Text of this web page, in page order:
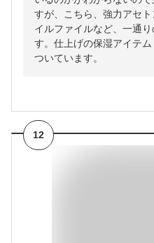
すが、こちら、強力アセ
イルファイルなど、一通
す。仕上げの保湿アイテ
ついています。
12